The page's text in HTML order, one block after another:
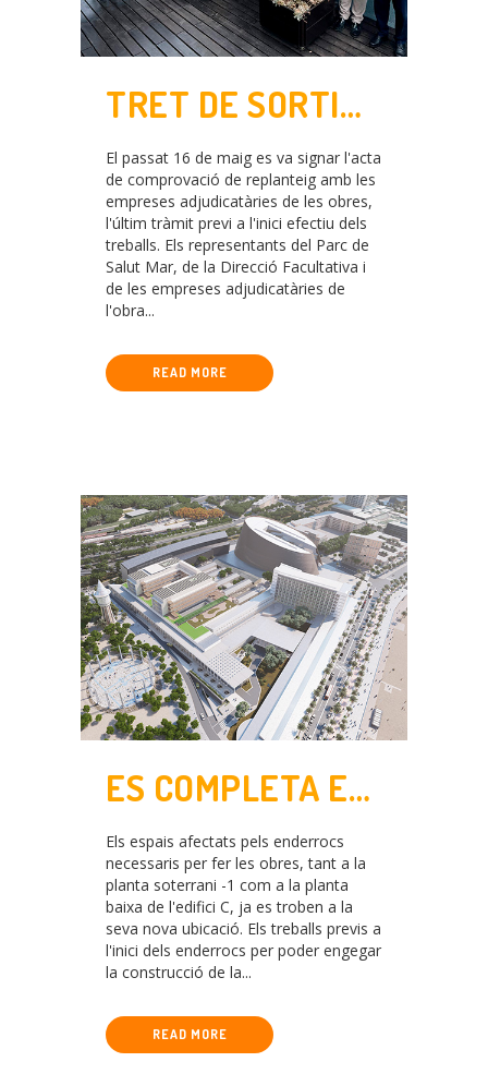
TRET DE SORTIDA
DE L’OBRA
D’AMPLIACIÓ DE
L’HOSPITAL DEL
MAR
El passat 16 de maig es va signar l'acta
de comprovació de replanteig amb les
empreses adjudicatàries de les obres,
l'últim tràmit previ a l'inici efectiu dels
treballs. Els representants del Parc de
Salut Mar, de la Direcció Facultativa i
de les empreses adjudicatàries de
l'obra...
READ MORE
ES COMPLETA EL
TRASLLAT DE LES
INSTAL·LACIONS
AFECTADES PER
LES OBRES
D’AMPLIACIÓ DE
L’HOSPITAL DEL
Els espais afectats pels enderrocs
necessaris per fer les obres, tant a la
planta soterrani -1 com a la planta
baixa de l'edifici C, ja es troben a la
seva nova ubicació. Els treballs previs a
l'inici dels enderrocs per poder engegar
la construcció de la...
READ MORE